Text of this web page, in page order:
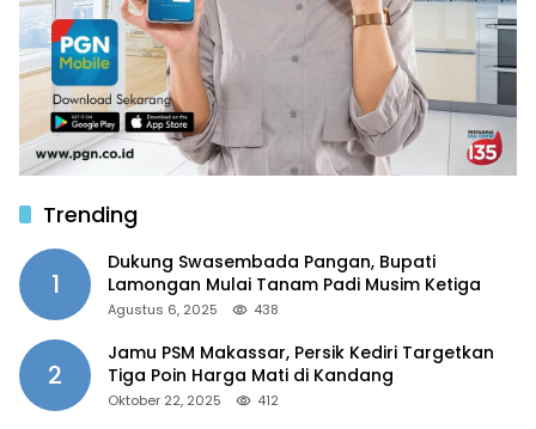
Trending
1
Dukung Swasembada Pangan, Bupati
Lamongan Mulai Tanam Padi Musim Ketiga
Agustus 6, 2025 438
2
Jamu PSM Makassar, Persik Kediri Targetkan
Tiga Poin Harga Mati di Kandang
Oktober 22, 2025 412